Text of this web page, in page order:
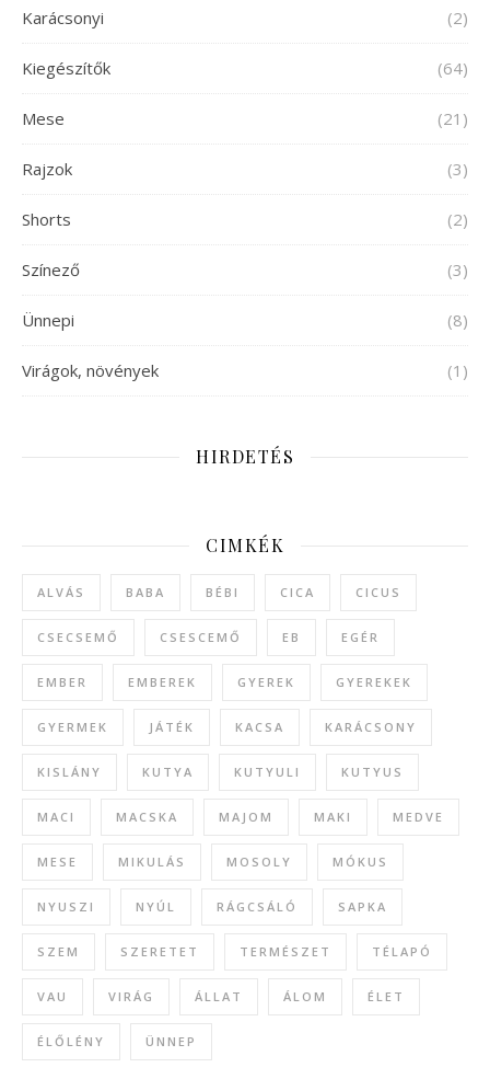
Karácsonyi (2)
Kiegészítők (64)
Mese (21)
Rajzok (3)
Shorts (2)
Színező (3)
Ünnepi (8)
Virágok, növények (1)
HIRDETÉS
CIMKÉK
ALVÁS BABA BÉBI CICA CICUS
CSECSEMŐ CSESCEMŐ EB EGÉR
EMBER EMBEREK GYEREK GYEREKEK
GYERMEK JÁTÉK KACSA KARÁCSONY
KISLÁNY KUTYA KUTYULI KUTYUS
MACI MACSKA MAJOM MAKI MEDVE
MESE MIKULÁS MOSOLY MÓKUS
NYUSZI NYÚL RÁGCSÁLÓ SAPKA
SZEM SZERETET TERMÉSZET TÉLAPÓ
VAU VIRÁG ÁLLAT ÁLOM ÉLET
ÉLŐLÉNY ÜNNEP